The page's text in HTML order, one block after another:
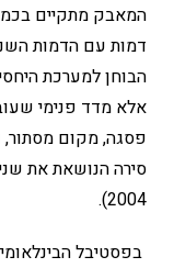
המאבק מתקיים
דמות עם הדמות
הבוחן למערכת
אלא מדד פנימי
פסגה, מקום מסתור,
סירה הנושאת את
2004).
בפסטיבל